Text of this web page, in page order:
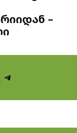
–
Telegram